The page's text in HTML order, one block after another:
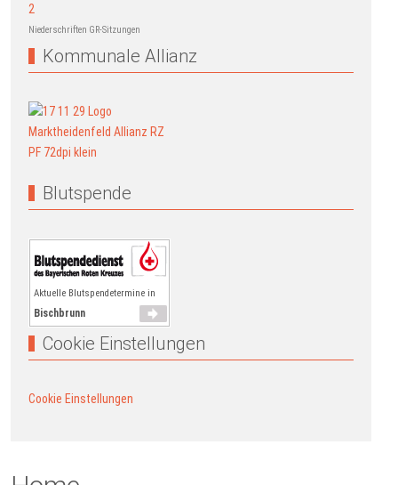
Niederschriften GR-Sitzungen
Kommunale Allianz
Blutspende
Aktuelle Blutspendetermine in
Bischbrunn
Cookie Einstellungen
Cookie Einstellungen